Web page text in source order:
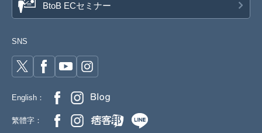
BtoB ECセミナー
SNS
English：
繁體字：